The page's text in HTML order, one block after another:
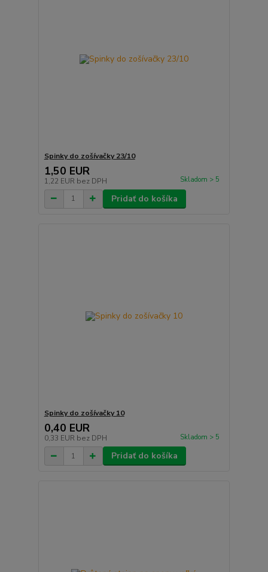
Spinky do zošívačky 23/10
1,50 EUR
1,22 EUR bez DPH Skladom > 5
Pridať do košíka
Spinky do zošívačky 10
0,40 EUR
0,33 EUR bez DPH Skladom > 5
Pridať do košíka